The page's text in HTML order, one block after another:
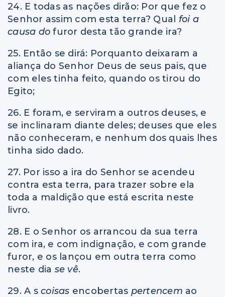
24. E todas as nações dirão: Por que fez o
Senhor assim com esta terra? Qual foi a
causa dofuror desta tão grande ira?
25. Então se dirá: Porquanto deixaram a
aliança do Senhor Deus de seus pais, que
com eles tinha feito, quando os tirou do
Egito;
26. E foram, e serviram a outros deuses, e
se inclinaram diante deles; deuses que eles
não conheceram, e nenhum dos quais lhes
tinha sido dado.
27. Por isso a ira do Senhor se acendeu
contra esta terra, para trazer sobre ela
toda a maldição que está escrita neste
livro.
28. E o Senhor os arrancou da sua terra
com ira, e com indignação, e com grande
furor, e os lançou em outra terra como
neste dia se vê.
29. A s coisas encobertas pertencem ao